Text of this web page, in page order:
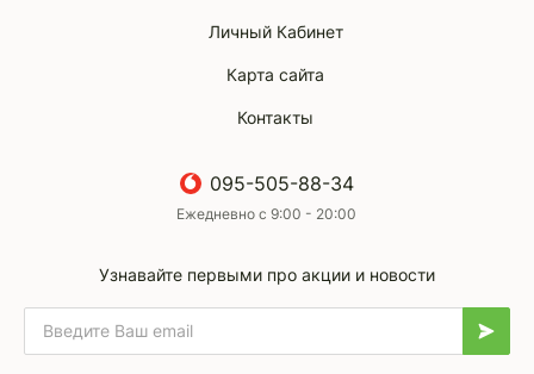
Личный Кабинет
Карта сайта
Контакты
095-505-88-34
Ежедневно с 9:00 - 20:00
Узнавайте первыми про акции и новости